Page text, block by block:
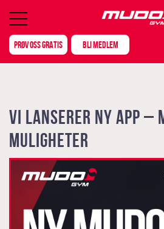
PRØV OSS GRATIS BLI MEDLEM
VI LANSERER NY APP –
MULIGHETER